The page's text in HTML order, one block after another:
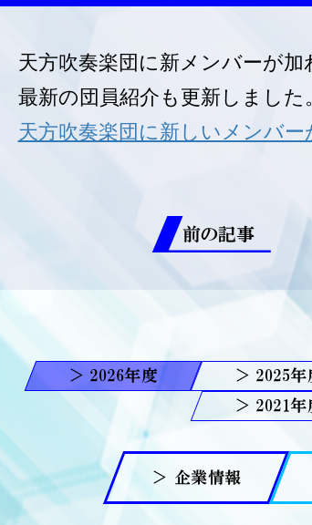
天方吹奏楽団に新メンバーが
最新の団員紹介も更新しました。
天方吹奏楽団に新しいメンバー
前の記事
2026 2025
2021
＞ 企業情報